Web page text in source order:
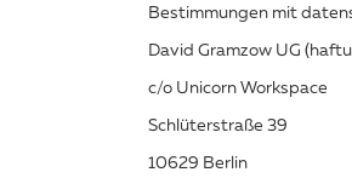
Bestimmungen mit
David Gramzow UG
c/o Unicorn Workspace
Schlüterstraße 39
10629 Berlin